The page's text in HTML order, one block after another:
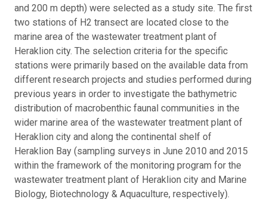
and 200 m depth) were selected as a study site. The first
two stations of H2 transect are located close to the
marine area of the wastewater treatment plant of
Heraklion city. The selection criteria for the specific
stations were primarily based on the available data from
different research projects and studies performed during
previous years in order to investigate the bathymetric
distribution of macrobenthic faunal communities in the
wider marine area of the wastewater treatment plant of
Heraklion city and along the continental shelf of
Heraklion Bay (sampling surveys in June 2010 and 2015
within the framework of the monitoring program for the
wastewater treatment plant of Heraklion city and Marine
Biology, Biotechnology & Aquaculture, respectively).